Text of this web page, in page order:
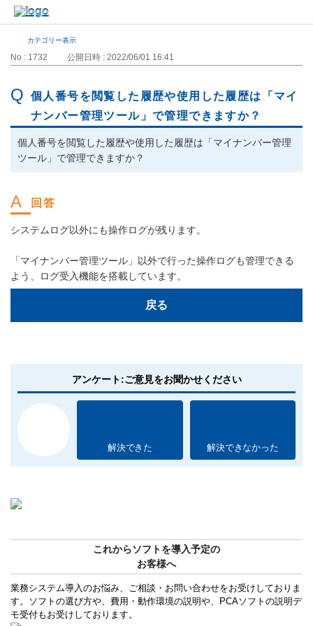
カテゴリー表示
No : 1732 公開日時 : 2022/06/01 16:41
個人番号を閲覧した履歴や使用した履歴は「マイ
ナンバー管理ツール」で管理できますか？
個人番号を閲覧した履歴や使用した履歴は「マイナンバー管理
ツール」で管理できますか？
システムログ以外にも操作ログが残ります。
「マイナンバー管理ツール」以外で行った操作ログも管理できる
よう、ログ受入機能を搭載しています。
戻る
アンケート:ご意見をお聞かせください
解決できた 解決できなかった
これからソフトを導入予定の
お客様へ
業務システム導入のお悩み、ご相談・お問い合わせをお受けしておりま
す。ソフトの選び方や、費用・動作環境の説明や、PCAソフトの説明デ
モ受付もお受けしております。